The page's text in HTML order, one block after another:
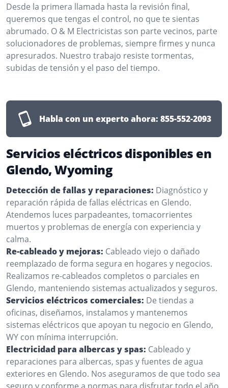
Desde la primera llamada hasta la revisión final,
queremos que tengas el control, no que te sientas
abrumado. O & M Electricistas son parte vecinos, parte
solucionadores de problemas, siempre firmes y nunca
apresurados. Nuestro trabajo resiste tormentas,
subidas de tensión y el paso del tiempo.
Habla con un experto ahora: 855-552-2093
Servicios eléctricos disponibles en
Glendo, Wyoming
Detección de fallas y reparaciones: Diagnóstico y
reparación rápida de fallas eléctricas en Glendo.
Atendemos luces parpadeantes, tomacorrientes
muertos y problemas de energía con experiencia y
calma.
Re-cableado y mejoras: Cableado viejo o dañado
reemplazado de forma segura en hogares y negocios.
Realizamos re-cableados completos o parciales en
Glendo, manteniendo sistemas actualizados y seguros.
Servicios eléctricos comerciales: De tiendas a
oficinas, diseñamos, instalamos y mantenemos
sistemas eléctricos que apoyan tu negocio en Glendo,
WY con mínima interrupción.
Electricidad para albercas y spas: Cableado y
reparaciones para albercas, spas y fuentes de agua
exteriores en Glendo. Nos aseguramos de que todo sea